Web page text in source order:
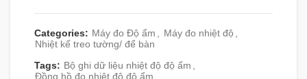
Categories: Máy đo Độ ẩm Máy đo nhiệt độ
Nhiệt kế treo tường/ để bàn
Tags: Bộ ghi dữ liệu nhiệt độ độ ẩm
Đồng hồ đo nhiệt độ độ ẩm